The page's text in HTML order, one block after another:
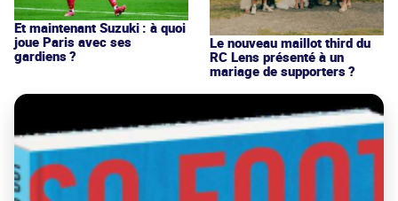
Et maintenant Suzuki : à quoi
joue Paris avec ses
gardiens ?
Le nouveau maillot third du
RC Lens présenté à un
mariage de supporters ?